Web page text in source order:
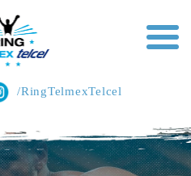
/RingTelmexTelcel